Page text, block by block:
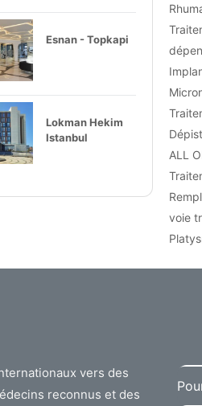
Esnan - Topkapi
Lokman Hekim
Istanbul
ALL
voie
vers des
reconnus et des